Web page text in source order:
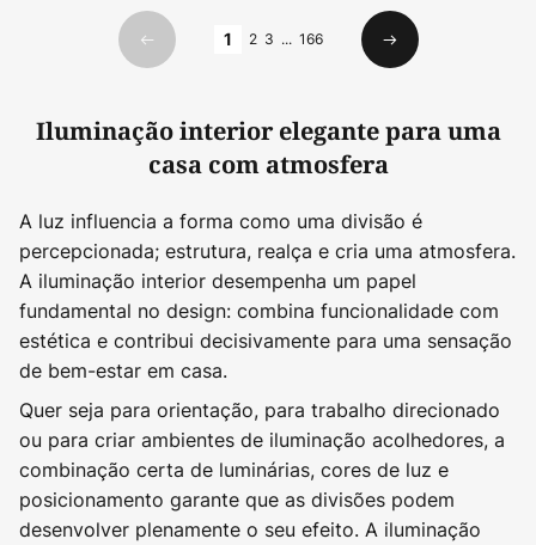
Anterior
1 2 3 ... 166
Seguinte
Iluminação interior elegante para uma
casa com atmosfera
A luz influencia a forma como uma divisão é
percepcionada; estrutura, realça e cria uma atmosfera.
A iluminação interior desempenha um papel
fundamental no design: combina funcionalidade com
estética e contribui decisivamente para uma sensação
de bem-estar em casa.
Quer seja para orientação, para trabalho direcionado
ou para criar ambientes de iluminação acolhedores, a
combinação certa de luminárias, cores de luz e
posicionamento garante que as divisões podem
desenvolver plenamente o seu efeito. A iluminação